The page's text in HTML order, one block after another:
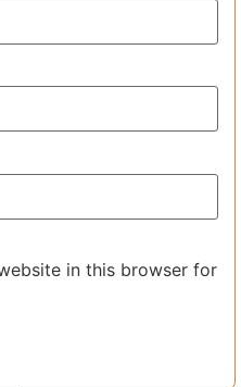
in this browser for